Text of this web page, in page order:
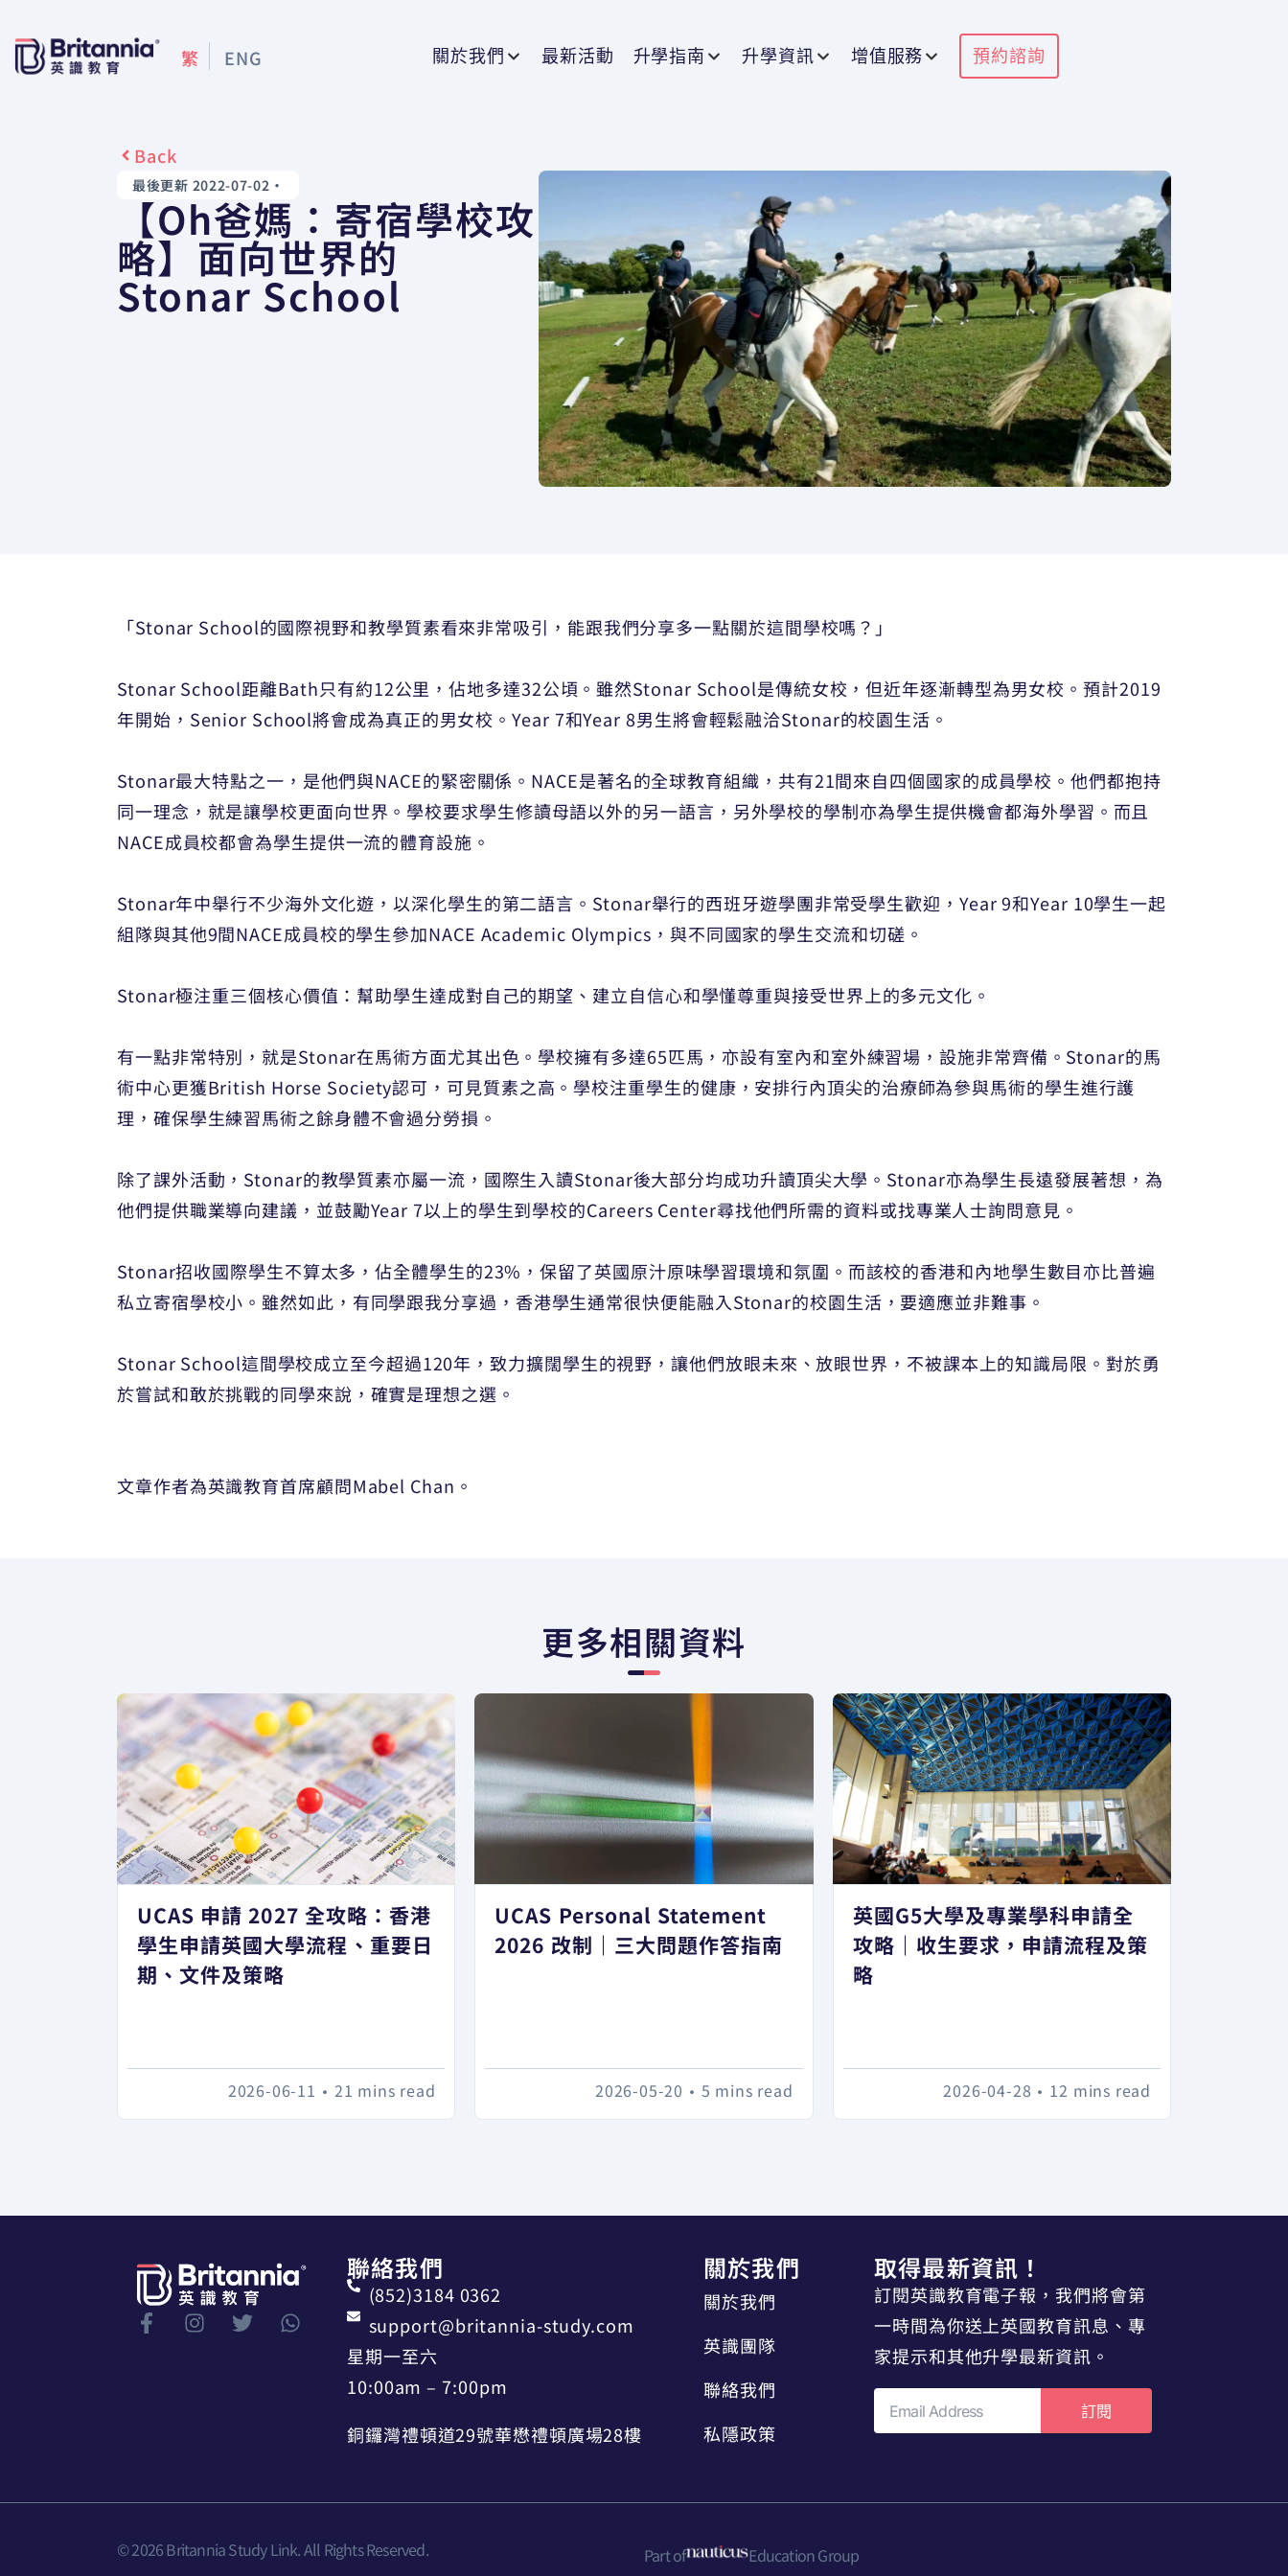
繁 ENG 關於我們 最新活動 升學指南 升學資訊 增值服務 預約諮詢
Back
最後更新 2022-07-02 •
【Oh爸媽：寄宿學校攻
略】面向世界的
Stonar School
「Stonar School的國際視野和教學質素看來非常吸引，能跟我們分享多一點關於這間學校嗎？」
Stonar School距離Bath只有約12公里，佔地多達32公頃。雖然Stonar School是傳統女校，但近年逐漸轉型為男女校。預計2019
年開始，Senior School將會成為真正的男女校。Year 7和Year 8男生將會輕鬆融洽Stonar的校園生活。
Stonar最大特點之一，是他們與NACE的緊密關係。NACE是著名的全球教育組織，共有21間來自四個國家的成員學校。他們都抱持
同一理念，就是讓學校更面向世界。學校要求學生修讀母語以外的另一語言，另外學校的學制亦為學生提供機會都海外學習。而且
NACE成員校都會為學生提供一流的體育設施。
Stonar年中舉行不少海外文化遊，以深化學生的第二語言。Stonar舉行的西班牙遊學團非常受學生歡迎，Year 9和Year 10學生一起
組隊與其他9間NACE成員校的學生參加NACE Academic Olympics，與不同國家的學生交流和切磋。
Stonar極注重三個核心價值：幫助學生達成對自己的期望、建立自信心和學懂尊重與接受世界上的多元文化。
有一點非常特別，就是Stonar在馬術方面尤其出色。學校擁有多達65匹馬，亦設有室內和室外練習場，設施非常齊備。Stonar的馬
術中心更獲British Horse Society認可，可見質素之高。學校注重學生的健康，安排行內頂尖的治療師為參與馬術的學生進行護
理，確保學生練習馬術之餘身體不會過分勞損。
除了課外活動，Stonar的教學質素亦屬一流，國際生入讀Stonar後大部分均成功升讀頂尖大學。Stonar亦為學生長遠發展著想，為
他們提供職業導向建議，並鼓勵Year 7以上的學生到學校的Careers Center尋找他們所需的資料或找專業人士詢問意見。
Stonar招收國際學生不算太多，佔全體學生的23%，保留了英國原汁原味學習環境和氛圍。而該校的香港和內地學生數目亦比普遍
私立寄宿學校小。雖然如此，有同學跟我分享過，香港學生通常很快便能融入Stonar的校園生活，要適應並非難事。
Stonar School這間學校成立至今超過120年，致力擴闊學生的視野，讓他們放眼未來、放眼世界，不被課本上的知識局限。對於勇
於嘗試和敢於挑戰的同學來說，確實是理想之選。
文章作者為英識教育首席顧問Mabel Chan。
更多相關資料
UCAS 申請 2027 全攻略：香港
學生申請英國大學流程、重要日
期、文件及策略
21 mins read
•
2026-06-11
UCAS Personal Statement
2026 改制｜三大問題作答指南
5 mins read
•
2026-05-20
英國G5大學及專業學科申請全
攻略｜收生要求，申請流程及策
略
12 mins read
•
2026-04-28
聯絡我們
(852)3184 0362
support@britannia-study.com
星期一至六
10:00am – 7:00pm
銅鑼灣禮頓道29號華懋禮頓廣場28樓
關於我們
關於我們
英識團隊
聯絡我們
私隱政策
取得最新資訊！
訂閱英識教育電子報，我們將會第
一時間為你送上英國教育訊息、專
家提示和其他升學最新資訊。
訂閱
© 2026 Britannia Study Link. All Rights Reserved. Part of Education Group